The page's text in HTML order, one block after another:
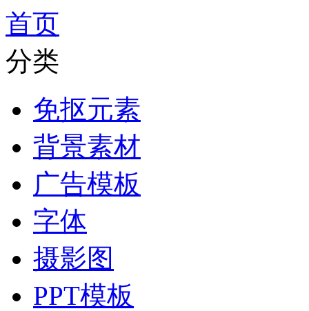
首页
分类
免抠元素
背景素材
广告模板
字体
摄影图
PPT模板